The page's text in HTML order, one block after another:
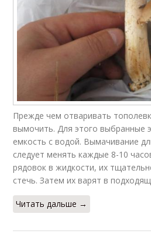
Прежде чем отваривать
вымочить. Для этого выбранные
емкость с водой. Вымачивание
следует менять каждые 8-10
рядовок в жидкости, их
стечь. Затем их варят в
Читать дальше →